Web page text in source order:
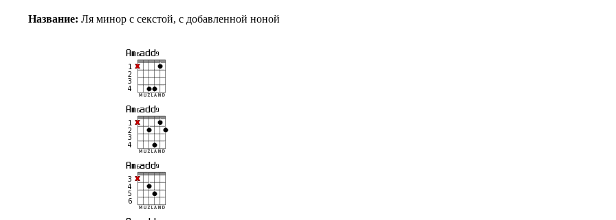
Название: Ля минор с секстой, с добавленной ноной